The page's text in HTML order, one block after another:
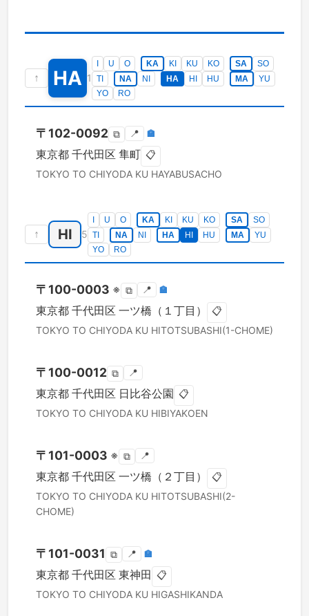
↑ HA 1
U O KA KI KU KO SA
SO
TI
NA NI HA HI HU MA
YU
YO
RO
〒 102-0092 ⧉ 📍 🏣
東京都 千代田区 隼町 📋
TOKYO TO CHIYODA KU HAYABUSACHO
↑ HI 5
U O KA KI KU KO SA
SO
TI
NA NI HA HI HU MA
YU
YO
RO
〒 100-0003 ※ ⧉ 📍 🏣
東京都 千代田区 一ツ橋（１丁目） 📋
TOKYO TO CHIYODA KU HITOTSUBASHI(1-CHOME)
〒 100-0012 ⧉ 📍
東京都 千代田区 日比谷公園 📋
TOKYO TO CHIYODA KU HIBIYAKOEN
〒 101-0003 ※ ⧉ 📍
東京都 千代田区 一ツ橋（２丁目） 📋
TOKYO TO CHIYODA KU HITOTSUBASHI(2-
CHOME)
〒 101-0031 ⧉ 📍 🏣
東京都 千代田区 東神田 📋
TOKYO TO CHIYODA KU HIGASHIKANDA